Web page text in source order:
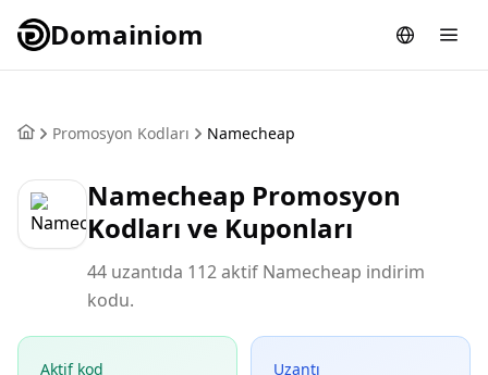
Domainiom
Promosyon Kodları Namecheap
Namecheap Promosyon
Kodları ve Kuponları
44 uzantıda 112 aktif Namecheap indirim
kodu.
Aktif kod Uzantı